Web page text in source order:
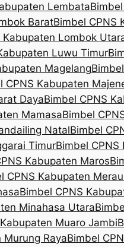
Lembata
BaratBimbel CPNS
Kabupaten Lombok
Luwu Timur
Magelang
CPNS Kabupaten
DayaBimbel CPNS
MamasaBimbel
NatalBimbel
TimurBimbel
Kabupaten Maros
CPNS Kabupaten
Bimbel CPNS
Minahasa Utara
Muaro Jambi
Murung RayaBimbel